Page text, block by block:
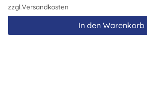
zzgl.Versandkosten
In den Warenkorb